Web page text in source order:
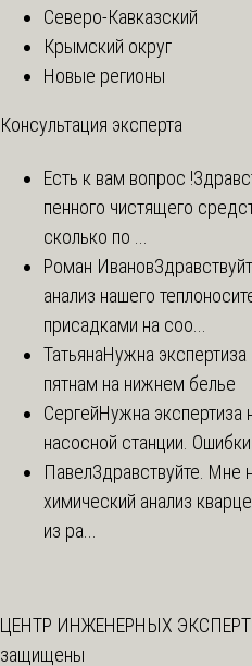
Северо-Кавказский
Крымский округ
Новые регионы
Консультация эксперта
Есть к вам вопрос !
пенного чистящего
сколько по ...
Роман Иванов
анализ нашего
присадками на соо...
ТатьянаНужна
пятнам на нижнем белье
СергейНужна экспертиза
насосной станции.
ПавелЗдравствуйте. Мне
химический анализ
из ра...
ЦЕНТР ИНЖЕНЕРНЫХ
защищены